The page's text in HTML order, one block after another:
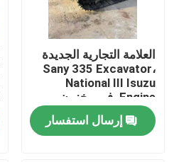
المنزل
العلامة التجارية الجديدة
Sany 335 Excavator،
National III Isuzu
Engine، في مخزون
المخزون
إرسال استفسار